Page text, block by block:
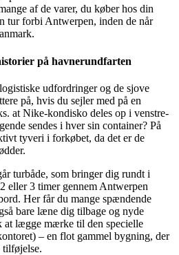
af de varer, du køber hos din
tur forbi Antwerpen, inden de når
på havnerundfarten
udfordringer og de sjove
på, hvis du sejler med på en
at Nike-kondisko deles op i venstre-
sendes i hver sin container? På
tyveri i forkøbet, da det er de
turbåde, som bringer dig rundt i
eller 3 timer gennem Antwerpen
Her får du mange spændende
bare læne dig tilbage og nyde
at lægge mærke til den specielle
– en flot gammel bygning, der
tilføjelse.